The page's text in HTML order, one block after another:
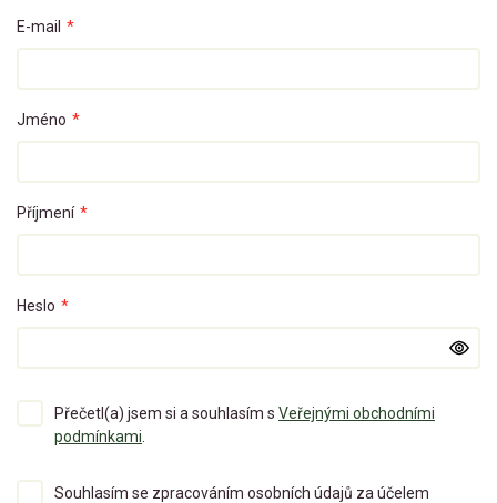
E-mail *
Jméno *
Příjmení *
Heslo *
Přečetl(a) jsem si a souhlasím s Veřejnými obchodními
podmínkami.
Souhlasím se zpracováním osobních údajů za účelem